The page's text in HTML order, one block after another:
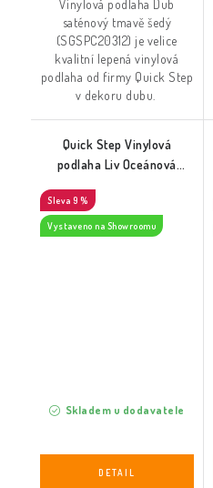
Vinylová podlaha Dub
saténový tmavě šedý
(SGSPC20312) je velice
kvalitní lepená vinylová
podlaha od firmy Quick Step
v dekoru dubu.
Quick Step Vinylová
podlaha Liv Oceánová
(SGSPC20319)
9 %
Vystaveno na Showroomu
Skladem u dodavatele